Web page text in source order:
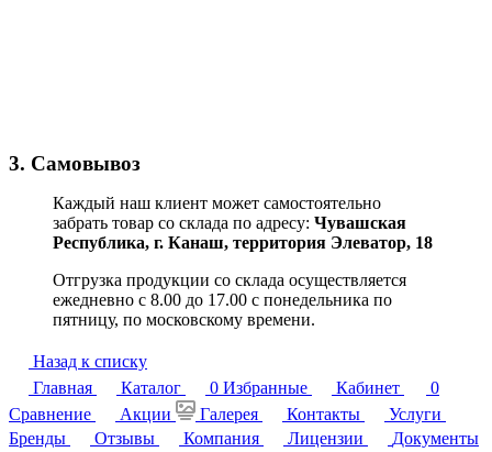
3. Самовывоз
Каждый наш клиент может самостоятельно
забрать товар со склада по адресу: Чувашская
Республика, г. Канаш, территория Элеватор, 18
Отгрузка продукции со склада осуществляется
ежедневно с 8.00 до 17.00 с понедельника по
пятницу, по московскому времени.
Назад к списку
Главная
Каталог 0 Избранные Кабинет
0
Сравнение
Акции Галерея Контакты
Услуги
Бренды
Отзывы Компания Лицензии
Документы